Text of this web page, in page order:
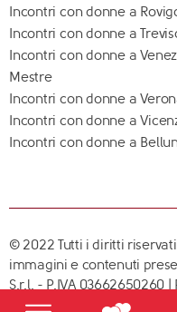
Incontri con donne a
Incontri con donne a
Incontri con donne a
Mestre
Incontri con donne a
Incontri con donne a
Incontri con donne a
© 2022 Tutti i diritti
immagini e contenuti
S.r.l. - P.IVA 03662650260 |